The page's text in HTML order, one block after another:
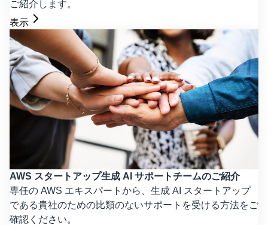
ご紹介します。
表示
AWS スタートアップ生成 AI サポートチームのご紹介
専任の AWS エキスパートから、生成 AI スタートアップ
である貴社のための比類のないサポートを受ける方法をご
確認ください。